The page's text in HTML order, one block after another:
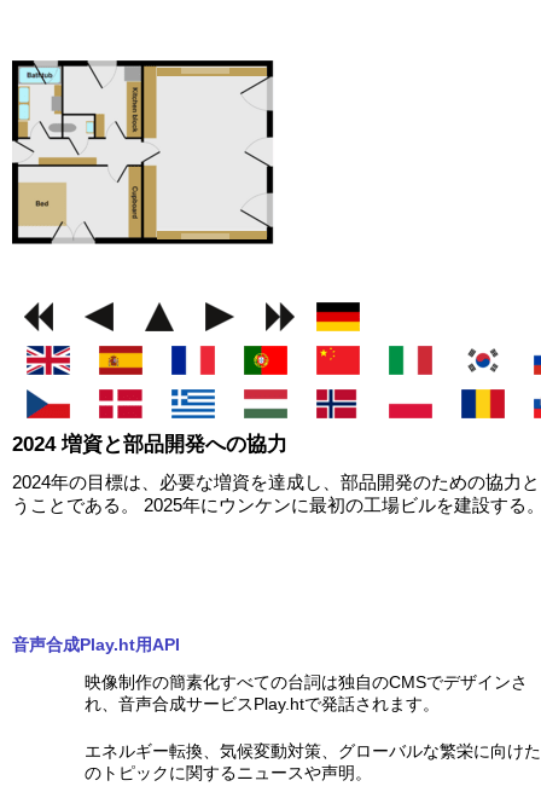
2024 増資と部品開発への協力
2024年の目標は、必要な増資を達成し、部品開発のための協力
うことである。 2025年にウンケンに最初の工場ビルを建設する
音声合成Play.ht用API
映像制作の簡素化すべての台詞は独自のCMSでデザインさ
れ、音声合成サービスPlay.htで発話されます。
エネルギー転換、気候変動対策、グローバルな繁栄に向け
のトピックに関するニュースや声明。